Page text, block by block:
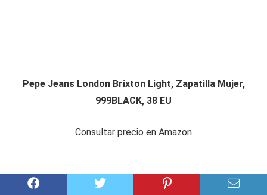
Pepe Jeans London Brixton Light, Zapatilla Mujer,
999BLACK, 38 EU
Consultar precio en Amazon
Amazon.es